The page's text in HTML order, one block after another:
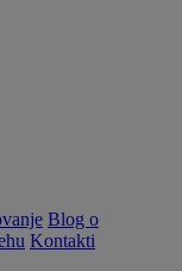
Blog o
Kontakti